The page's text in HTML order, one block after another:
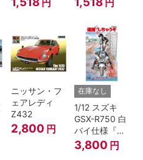
円 円
ニッサン・フ
ェアレディ
Z432
2,800 円
在庫なし
1/12 スズキ
GSX-R750 白
バイ仕様『逮
捕しちゃう
ぞ』
3,800 円